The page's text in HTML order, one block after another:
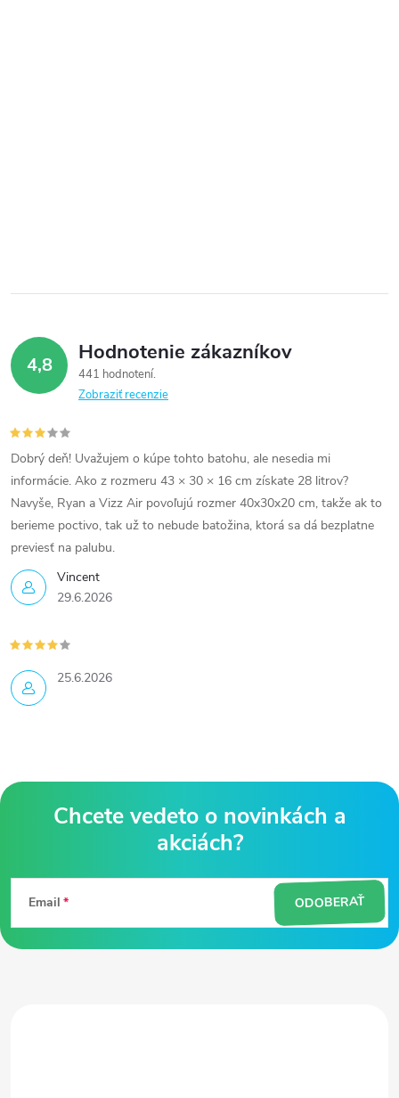
4,8 Hodnotenie zákazníkov
441 hodnotení
Zobraziť recenzie
Vincent
29.6.2026
Dobrý deň! Uvažujem o kúpe tohto batohu, ale nesedia mi
informácie. Ako z rozmeru 43 × 30 × 16 cm získate 28 litrov?
Navyše, Ryan a Vizz Air povoľujú rozmer 40x30x20 cm, takže ak to
berieme poctivo, tak už to nebude batožina, ktorá sa dá bezplatne
previesť na palubu.
25.6.2026
á
ä
Email ODOBERAŤ